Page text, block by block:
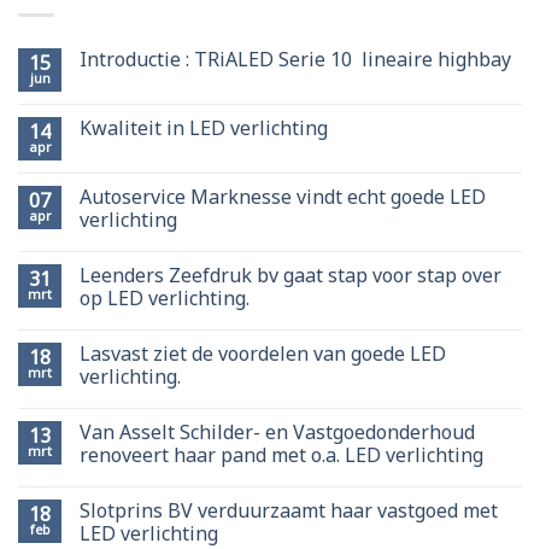
15
jun
Introductie : TRiALED Serie 10 lineaire highbay
14
apr
Kwaliteit in LED verlichting
07
apr
Autoservice Marknesse vindt echt goede LED
verlichting
31
mrt
Leenders Zeefdruk bv gaat stap voor stap over
op LED verlichting.
18
mrt
Lasvast ziet de voordelen van goede LED
verlichting.
13
mrt
Van Asselt Schilder- en Vastgoedonderhoud
renoveert haar pand met o.a. LED verlichting
18
feb
Slotprins BV verduurzaamt haar vastgoed met
LED verlichting